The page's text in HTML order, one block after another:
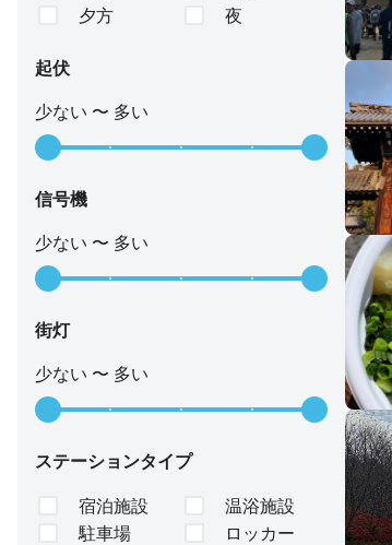
夕方
夜
起伏
少ない 〜 多い
信号機
少ない 〜 多い
街灯
少ない 〜 多い
ステーションタイプ
宿泊施設
温浴施設
駐車場
ロッカー